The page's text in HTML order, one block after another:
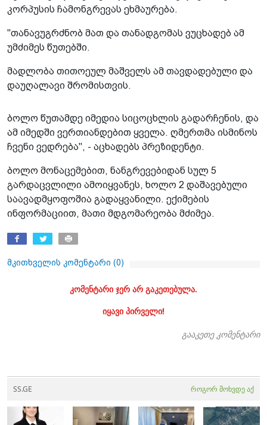
კორპუსის ჩამონგრევას ეხმაურება.
"თანავუგრძნობ მათ და თანადგომას ვუცხადებ ამ
უმძიმეს წუთებში.
მადლობა თითოეულ მაშველს ამ თავდადებული და
დაუღალავი შრომისთვის.
ბოლო წუთამდე იმედია სიცოცხლის გადარჩენის, და
ამ იმედში ვერთიანდებით ყველა. ღმერთმა ისმინოს
ჩვენი ვედრება", - აცხადებს პრეზიდენტი.
ბოლო მონაცემებით, ნანგრევებიდან სულ 5
გარდაცვლილი ამოიყვანეს, ხოლო 2 დაშავებული
საავადმყოფოშია გადაყვანილი. ექიმების
ინფორმაციით, მათი მდგომარეობა მძიმეა.
მკითხველის კომენტარი (0)
კომენტარი ჯერ არ გაკეთებულა.
იყავი პირველი!
გააკეთე კომენტარი
SS.GE როგორ მოხვდე აქ